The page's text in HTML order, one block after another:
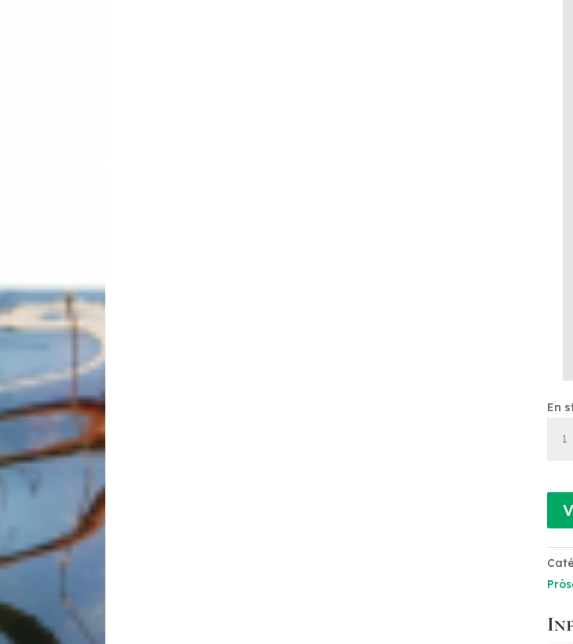
En
de